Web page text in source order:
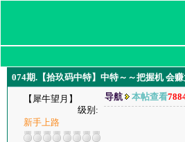
074期.【拾玖码中特】中特～～把握机 会
【犀牛望月】
级别:
新手上路
导航 本帖查看